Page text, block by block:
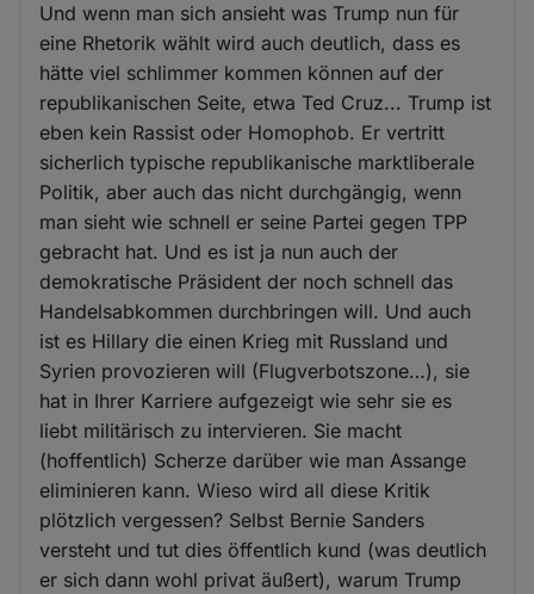
Und wenn man sich ansieht was Trump nun für
eine Rhetorik wählt wird auch deutlich, dass es
hätte viel schlimmer kommen können auf der
republikanischen Seite, etwa Ted Cruz... Trump ist
eben kein Rassist oder Homophob. Er vertritt
sicherlich typische republikanische marktliberale
Politik, aber auch das nicht durchgängig, wenn
man sieht wie schnell er seine Partei gegen TPP
gebracht hat. Und es ist ja nun auch der
demokratische Präsident der noch schnell das
Handelsabkommen durchbringen will. Und auch
ist es Hillary die einen Krieg mit Russland und
Syrien provozieren will (Flugverbotszone…), sie
hat in Ihrer Karriere aufgezeigt wie sehr sie es
liebt militärisch zu intervieren. Sie macht
(hoffentlich) Scherze darüber wie man Assange
eliminieren kann. Wieso wird all diese Kritik
plötzlich vergessen? Selbst Bernie Sanders
versteht und tut dies öffentlich kund (was deutlich
er sich dann wohl privat äußert), warum Trump